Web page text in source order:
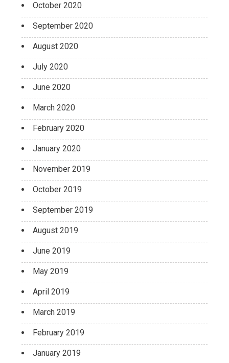
October 2020
September 2020
August 2020
July 2020
June 2020
March 2020
February 2020
January 2020
November 2019
October 2019
September 2019
August 2019
June 2019
May 2019
April 2019
March 2019
February 2019
January 2019